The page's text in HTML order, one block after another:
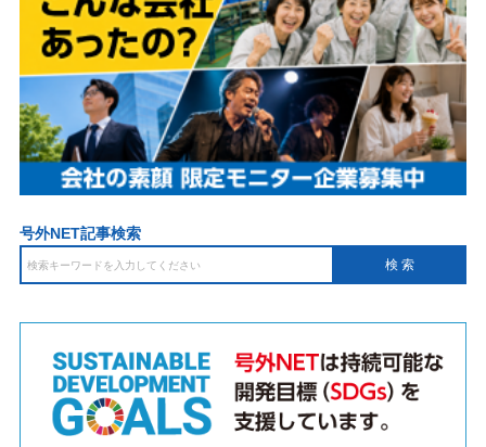
号外NET記事検索